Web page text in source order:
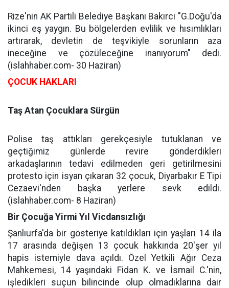
Rize'nin AK Partili Belediye Başkanı Bakırcı "G.Doğu'da
ikinci eş yaygın. Bu bölgelerden evlilik ve hısımlıkları
artırarak, devletin de teşvikiyle sorunların aza
ineceğine ve çözüleceğine inanıyorum" dedi.
(islahhaber.com- 30 Haziran)
ÇOCUK HAKLARI
Taş Atan Çocuklara Sürgün
Polise taş attıkları gerekçesiyle tutuklanan ve
geçtiğimiz günlerde revire gönderdikleri
arkadaşlarının tedavi edilmeden geri getirilmesini
protesto için isyan çıkaran 32 çocuk, Diyarbakır E Tipi
Cezaevi'nden başka yerlere sevk edildi.
(islahhaber.com- 8 Haziran)
Bir Çocuğa Yirmi Yıl Vicdansızlığı
Şanlıurfa'da bir gösteriye katıldıkları için yaşları 14 ila
17 arasında değişen 13 çocuk hakkında 20'şer yıl
hapis istemiyle dava açıldı. Özel Yetkili Ağır Ceza
Mahkemesi, 14 yaşındaki Fidan K. ve İsmail C.'nin,
işledikleri suçun bilincinde olup olmadıklarına dair